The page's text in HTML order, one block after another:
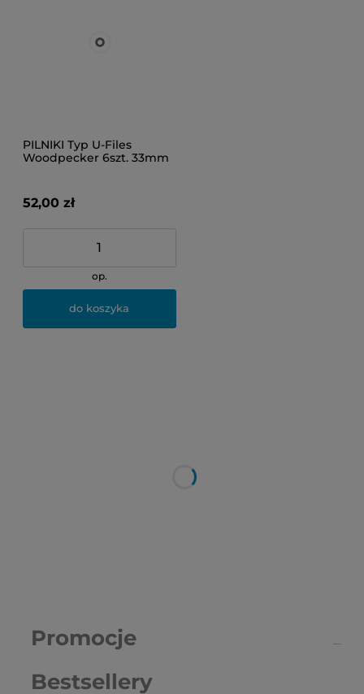
PILNIKI Typ U-Files
Woodpecker 6szt. 33mm
52,00 zł
op.
do koszyka
Promocje
Bestsellery